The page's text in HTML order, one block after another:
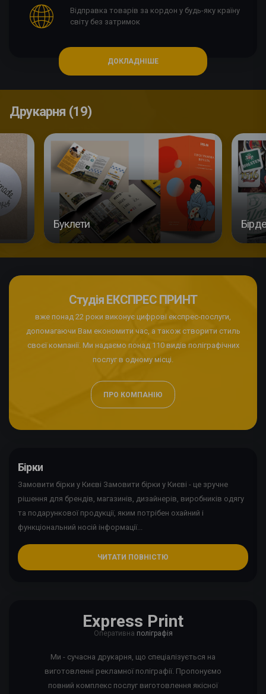
Відправка товарів за кордон у будь-яку країну
світу без затримок
ДОКЛАДНІШЕ
Друкарня (19)
Буклети
Студія ЕКСПРЕС ПРИНТ
вже понад 22 роки виконує цифрові експрес-послуги,
допомагаючи Вам економити час, а також створити стиль
своєї компанії. Ми надаємо понад 110 видів поліграфічних
послуг в одному місці.
ПРО КОМПАНІЮ
Бірки
Замовити бірки у Києві Замовити бірки у Києві - це зручне
рішення для брендів, магазинів, дизайнерів, виробників одягу
та подарункової продукції, яким потрібен охайний і
функціональний носій інформації...
ЧИТАТИ ПОВНІСТЮ
Express Print
Оперативна поліграфія
Ми - сучасна друкарня, що спеціалізується на
виготовленні рекламної поліграфії. Пропонуємо
повний комплекс послуг виготовлення якісної